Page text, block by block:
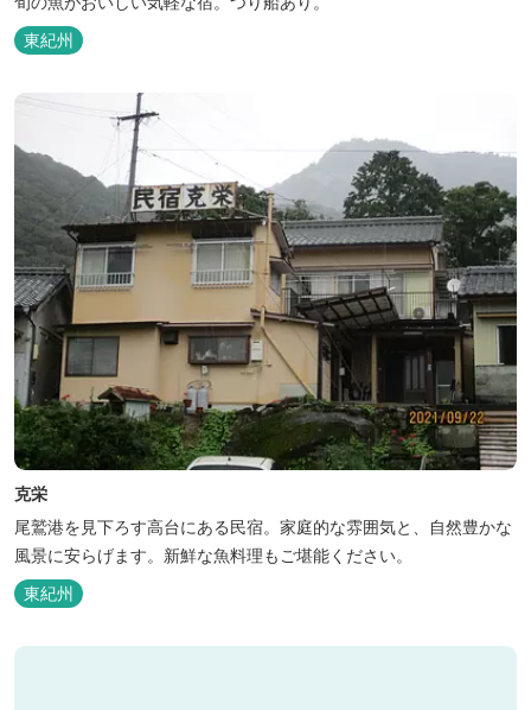
東紀州
克栄
尾鷲港を見下ろす高台にある民宿。家庭的な雰囲気と、自然豊かな
風景に安らげます。新鮮な魚料理もご堪能ください。
東紀州